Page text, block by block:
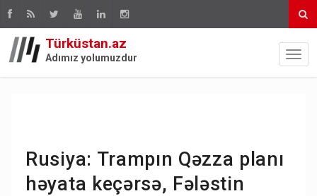
Türküstan.az
Adımız yolumuzdur
Rusiya: Trampın Qəzza planı
həyata keçərsə, Fələstin